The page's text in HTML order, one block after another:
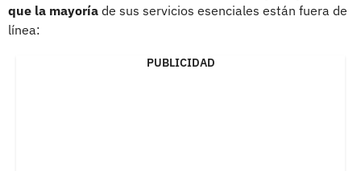
que la mayoría de sus servicios esenciales están fuera de
línea:
PUBLICIDAD